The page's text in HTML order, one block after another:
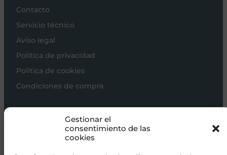
Gestionar el
consentimiento de las
cookies
Contacto
Servicio técnico
Aviso legal
Política de privacidad
Política de cookies
Condiciones de compra
Sillas de paseo